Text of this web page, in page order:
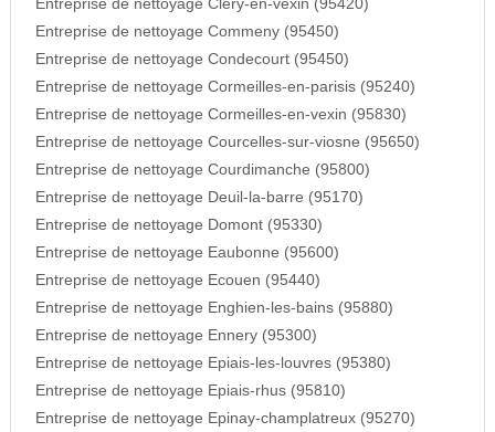
Entreprise de nettoyage Clery-en-vexin (95420)
Entreprise de nettoyage Commeny (95450)
Entreprise de nettoyage Condecourt (95450)
Entreprise de nettoyage Cormeilles-en-parisis (95240)
Entreprise de nettoyage Cormeilles-en-vexin (95830)
Entreprise de nettoyage Courcelles-sur-viosne (95650)
Entreprise de nettoyage Courdimanche (95800)
Entreprise de nettoyage Deuil-la-barre (95170)
Entreprise de nettoyage Domont (95330)
Entreprise de nettoyage Eaubonne (95600)
Entreprise de nettoyage Ecouen (95440)
Entreprise de nettoyage Enghien-les-bains (95880)
Entreprise de nettoyage Ennery (95300)
Entreprise de nettoyage Epiais-les-louvres (95380)
Entreprise de nettoyage Epiais-rhus (95810)
Entreprise de nettoyage Epinay-champlatreux (95270)